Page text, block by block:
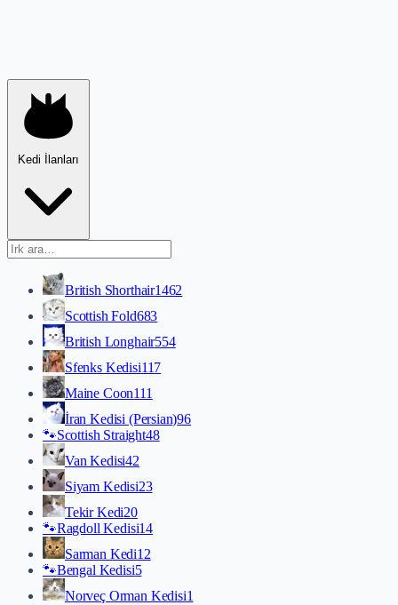
Kedi İlanları
British Shorthair1462
Scottish Fold683
British Longhair554
Sfenks Kedisi117
Maine Coon111
İran Kedisi (Persian)96
🐾Scottish Straight48
Van Kedisi42
Siyam Kedisi23
Tekir Kedi20
🐾Ragdoll Kedisi14
Sarman Kedi12
🐾Bengal Kedisi5
Norveç Orman Kedisi1